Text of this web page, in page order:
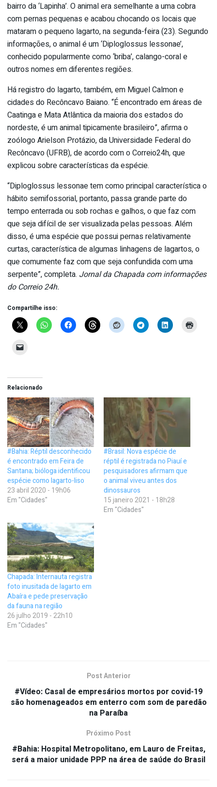
bairro da ‘Lapinha’. O animal era semelhante a uma cobra
com pernas pequenas e acabou chocando os locais que
mataram o pequeno lagarto, na segunda-feira (23). Segundo
informações, o animal é um ‘Diploglossus lessonae’,
conhecido popularmente como ‘briba’, calango-coral e
outros nomes em diferentes regiões.
Há registro do lagarto, também, em Miguel Calmon e
cidades do Recôncavo Baiano. “É encontrado em áreas de
Caatinga e Mata Atlântica da maioria dos estados do
nordeste, é um animal tipicamente brasileiro”, afirma o
zoólogo Arielson Protázio, da Universidade Federal do
Recôncavo (UFRB), de acordo com o Correio24h, que
explicou sobre características da espécie.
“Diploglossus lessonae tem como principal característica o
hábito semifossorial, portanto, passa grande parte do
tempo enterrada ou sob rochas e galhos, o que faz com
que seja difícil de ser visualizada pelas pessoas. Além
disso, é uma espécie que possui pernas relativamente
curtas, característica de algumas linhagens de lagartos, o
que comumente faz com que seja confundida com uma
serpente”, completa. Jornal da Chapada com informações
do Correio 24h.
Compartilhe isso:
Relacionado
#Bahia: Réptil desconhecido
é encontrado em Feira de
Santana; bióloga identificou
espécie como lagarto-liso
23 abril 2020 - 19h06
Em "Cidades"
#Brasil: Nova espécie de
réptil é registrada no Piauí e
pesquisadores afirmam que
o animal viveu antes dos
dinossauros
15 janeiro 2021 - 18h28
Em "Cidades"
Chapada: Internauta registra
foto inusitada de lagarto em
Abaíra e pede preservação
da fauna na região
26 julho 2019 - 22h10
Em "Cidades"
Post Anterior
#Vídeo: Casal de empresários mortos por covid-19
são homenageados em enterro com som de paredão
na Paraíba
Próximo Post
#Bahia: Hospital Metropolitano, em Lauro de Freitas,
será a maior unidade PPP na área de saúde do Brasil